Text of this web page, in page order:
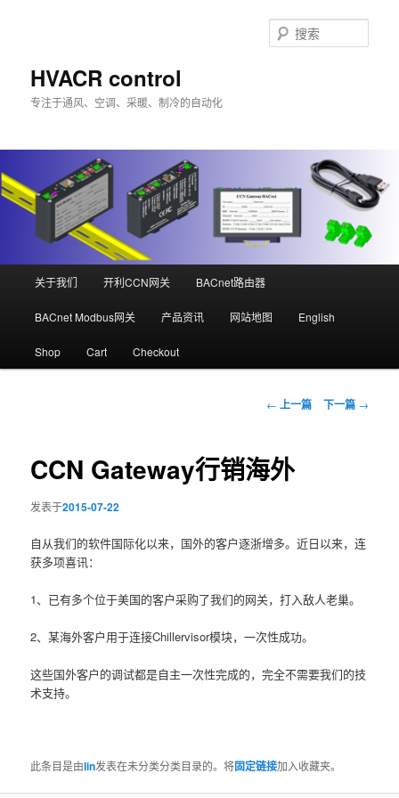
HVACR control
专注于通风、空调、采暖、制冷的自动化
索
关于我们 开利CCN网关 BACnet路由器
BACnet Modbus网关 产品资讯 网站地图 English
Shop Cart Checkout
文
航
← 上一篇 下一篇 →
CCN Gateway行销海外
发表于2015-07-22
自从我们的软件国际化以来，国外的客户逐浙增多。近日以来，连
获多项喜讯：
1、已有多个位于美国的客户采购了我们的网关，打入敌人老巢。
2、某海外客户用于连接Chillervisor模块，一次性成功。
这些国外客户的调试都是自主一次性完成的，完全不需要我们的技
术支持。
此条目是由lin发表在未分类分类目录的。将固定链接加入收藏夹。